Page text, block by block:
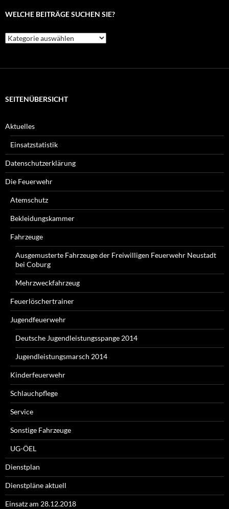
WELCHE BEITRÄGE SUCHEN SIE?
Welche
Beiträge
SEITENÜBERSICHT
Aktuelles
Einsatzstatistik
Datenschutzerklärung
Die Feuerwehr
Atemschutz
Bekleidungskammer
Fahrzeuge
Ausgemusterte Fahrzeuge der Freiwilligen Feuerwehr Neustadt
bei Coburg
Mehrzweckfahrzeug
Feuerlöschertrainer
Jugendfeuerwehr
Deutsche Jugendleistungsspange 2014
Jugendleistungsmarsch 2014
Kinderfeuerwehr
Schlauchpflege
Service
Sonstige Fahrzeuge
UG-ÖEL
Dienstplan
Dienstpläne aktuell
Einsatz am 28.12.2018